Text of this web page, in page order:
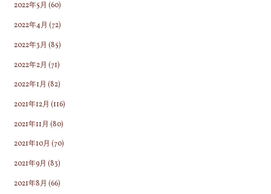
2022年5月 (60)
2022年4月 (72)
2022年3月 (85)
2022年2月 (71)
2022年1月 (82)
2021年12月 (116)
2021年11月 (80)
2021年10月 (70)
2021年9月 (83)
2021年8月 (66)